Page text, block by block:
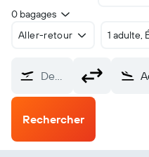
0 bagages
Aller-retour
1 adulte,
De…
Rechercher